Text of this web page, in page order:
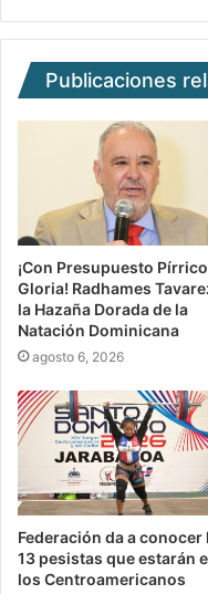
Publicaciones
¡Con Presupuesto
Gloria! Radhames
la Hazaña Dorada de la
Natación Dominicana
agosto 6, 2026
Federación da a conocer
13 pesistas que estarán
los Centroamericanos